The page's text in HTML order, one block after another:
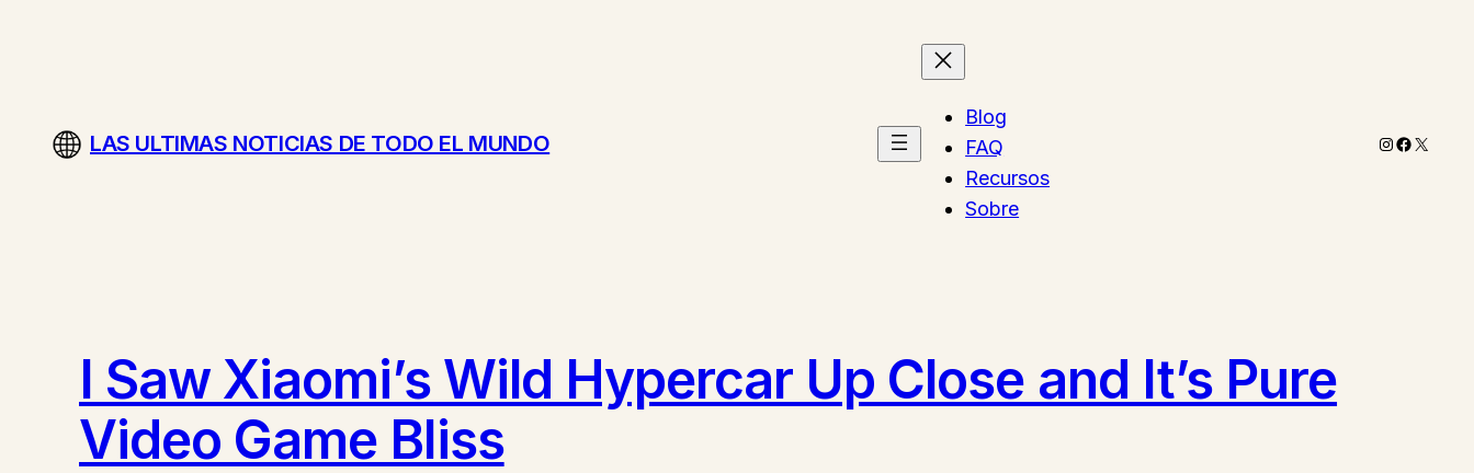
LAS ULTIMAS NOTICIAS DE TODO EL MUNDO
Blog
FAQ
Recursos
Sobre
Instagram
X
I Saw Xiaomi’s Wild Hypercar Up Close and It’s Pure
Video Game Bliss